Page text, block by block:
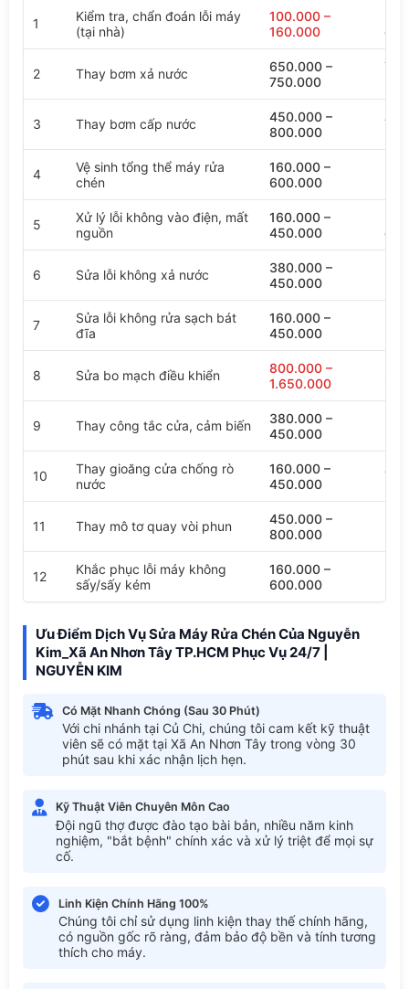
1
Kiểm tra, chẩn đoán lỗi máy
(tại nhà)
100.000 –
160.000
2 Thay bơm xả nước
650.000 –
750.000
3 Thay bơm cấp nước
450.000 –
800.000
4
Vệ sinh tổng thể máy rửa
chén
160.000 –
600.000
5
Xử lý lỗi không vào điện, mất
nguồn
160.000 –
450.000
6 Sửa lỗi không xả nước
380.000 –
450.000
7
Sửa lỗi không rửa sạch bát
đĩa
160.000 –
450.000
8 Sửa bo mạch điều khiển
800.000 –
1.650.000
9 Thay công tắc cửa, cảm biến
380.000 –
450.000
10
Thay gioăng cửa chống rò
nước
160.000 –
450.000
11 Thay mô tơ quay vòi phun
450.000 –
800.000
12
Khắc phục lỗi máy không
sấy/sấy kém
160.000 –
600.000
Ưu Điểm Dịch Vụ Sửa Máy Rửa Chén Của Nguyễn
Kim_Xã An Nhơn Tây TP.HCM Phục Vụ 24/7 |
NGUYỄN KIM
Có Mặt Nhanh Chóng (Sau 30 Phút)
Với chi nhánh tại Củ Chi, chúng tôi cam kết kỹ thuật
viên sẽ có mặt tại Xã An Nhơn Tây trong vòng 30
phút sau khi xác nhận lịch hẹn.
Kỹ Thuật Viên Chuyên Môn Cao
Đội ngũ thợ được đào tạo bài bản, nhiều năm kinh
nghiệm, "bắt bệnh" chính xác và xử lý triệt để mọi sự
cố.
Linh Kiện Chính Hãng 100%
Chúng tôi chỉ sử dụng linh kiện thay thế chính hãng,
có nguồn gốc rõ ràng, đảm bảo độ bền và tính tương
thích cho máy.